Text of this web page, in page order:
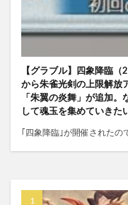
【グラブル】四象降臨
から朱雀光剣の上限解放
「朱翼の炎舞」が追加
して魂玉を集めていきた
｢四象降臨｣が開催されたの